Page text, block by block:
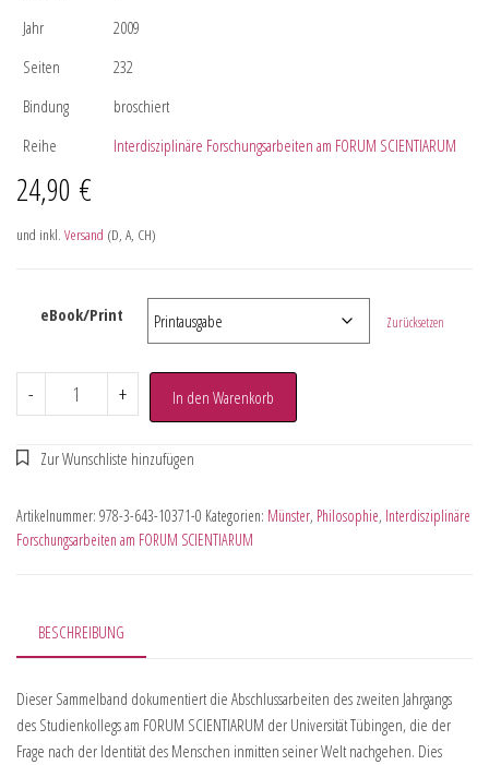
Jahr
2009
Seiten
232
Bindung
broschiert
Reihe
Interdisziplinäre Forschungsarbeiten am FORUM SCIENTIARUM
24,90 €
und inkl. Versand (D, A, CH)
eBook/Print Zurücksetzen
- + In den Warenkorb
Artikelnummer: 978-3-643-10371-0 Kategorien: Münster, Philosophie, Interdisziplinäre
Forschungsarbeiten am FORUM SCIENTIARUM
BESCHREIBUNG
Dieser Sammelband dokumentiert die Abschlussarbeiten des zweiten Jahrgangs
des Studienkollegs am FORUM SCIENTIARUM der Universität Tübingen, die der
Frage nach der Identität des Menschen inmitten seiner Welt nachgehen. Dies